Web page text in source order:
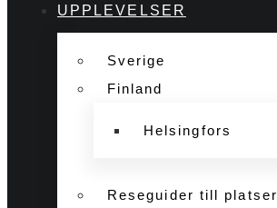
UPPLEVELSER
Sverige
Finland
Helsingfors
Reseguider till platser